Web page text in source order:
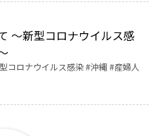
〜新型コロナウイルス感
コロナウイルス感染 沖縄
産婦人
金
診
いて